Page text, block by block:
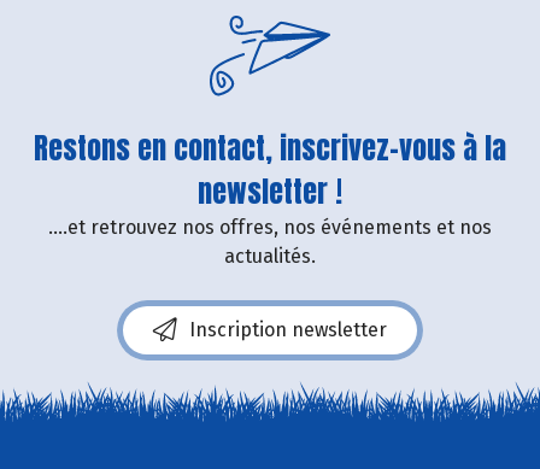
Restons en contact, inscrivez-vous à la
newsletter !
....et retrouvez nos offres, nos événements et nos
actualités.
Inscription newsletter